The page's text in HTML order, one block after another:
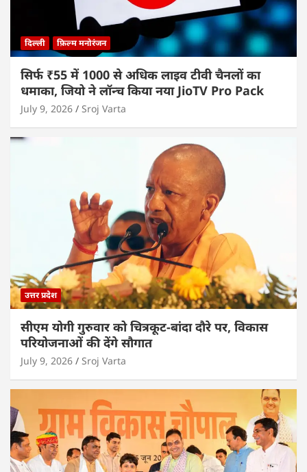
दिल्ली फ़िल्म मनोरंजन
सिर्फ ₹55 में 1000 से अधिक लाइव टीवी चैनलों का
धमाका, जियो ने लॉन्च किया नया JioTV Pro Pack
July 9, 2026 Sroj Varta
उत्तर प्रदेश
सीएम योगी गुरुवार को चित्रकूट-बांदा दौरे पर, विकास
परियोजनाओं की देंगे सौगात
July 9, 2026 Sroj Varta